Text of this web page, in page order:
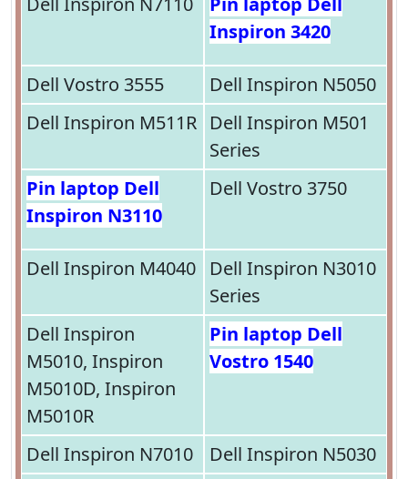
Inspiron 3420
Dell Vostro 3555
Dell Inspiron N5050
Dell Inspiron M511R Dell Inspiron M501
Series
Pin laptop Dell
Inspiron N3110
Dell Vostro 3750
Dell Inspiron M4040
Dell Inspiron N3010
Series
Dell Inspiron
M5010, Inspiron
M5010D, Inspiron
M5010R
Pin laptop Dell
Vostro 1540
Dell Inspiron N7010
Dell Inspiron N5030